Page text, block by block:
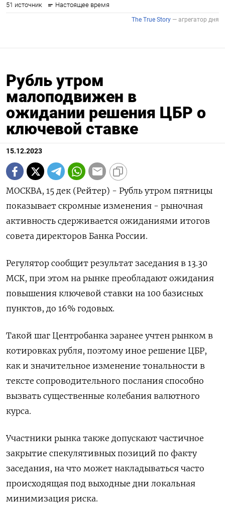
Рубль утром
малоподвижен в
ожидании решения ЦБР о
ключевой ставке
15.12.2023
МОСКВА, 15 дек (Рейтер) - Рубль утром пятницы
показывает скромные изменения - рыночная
активность сдерживается ожиданиями итогов
совета директоров Банка России.
Регулятор сообщит результат заседания в 13.30
МСК, при этом на рынке преобладают ожидания
повышения ключевой ставки на 100 базисных
пунктов, до 16% годовых.
Такой шаг Центробанка заранее учтен рынком в
котировках рубля, поэтому иное решение ЦБР,
как и значительное изменение тональности в
тексте сопроводительного послания способно
вызвать существенные колебания валютного
курса.
Участники рынка также допускают частичное
закрытие спекулятивных позиций по факту
заседания, на что может накладываться часто
происходящая под выходные дни локальная
минимизация риска.